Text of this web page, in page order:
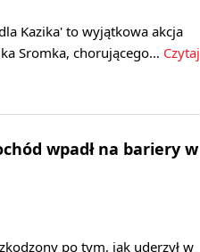
Kazika' to wyjątkowa akcja
Sromka, chorującego… Czytaj
wpadł na bariery w
po tym, jak uderzył w